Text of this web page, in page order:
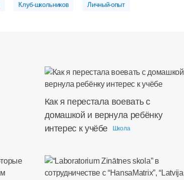
Клуб-школьников Личный-опыт
Как я перестала воевать с
домашкой и вернула ребёнку
интерес к учёбе
Школа